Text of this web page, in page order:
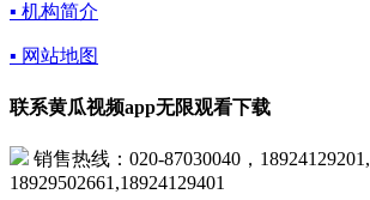
▪ 机构简介
▪ 网站地图
联系黄瓜视频app无限观看下载
销售热线：020-87030040，18924129201,
18929502661,18924129401